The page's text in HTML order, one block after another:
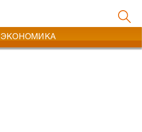
ЭКОНОМИКА